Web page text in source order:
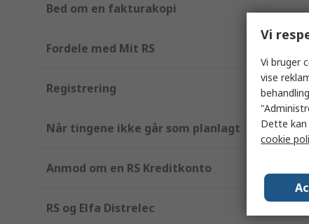
Bed om en fakturakopi
Fordele med Mit RS
Registrering
Når tingene ikke går som planlagt
Anmod om en RS Kreditkonto
RS og Elfa Distrelec
Vi
Vi bruger
vise
Dette kan
cookie